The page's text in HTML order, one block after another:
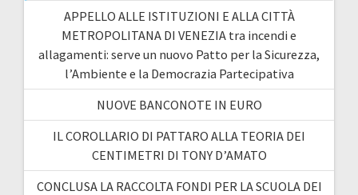
APPELLO ALLE ISTITUZIONI E ALLA CITTÀ
METROPOLITANA DI VENEZIA tra incendi e
allagamenti: serve un nuovo Patto per la Sicurezza,
l’Ambiente e la Democrazia Partecipativa
NUOVE BANCONOTE IN EURO
IL COROLLARIO DI PATTARO ALLA TEORIA DEI
CENTIMETRI DI TONY D’AMATO
CONCLUSA LA RACCOLTA FONDI PER LA SCUOLA DEI